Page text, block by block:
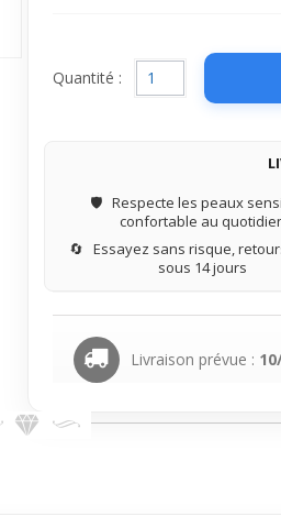
Quantité :
🛡️ Respecte les peaux
confortable au
🔄 Essayez sans risque,
sous 14 jours
Livraison prévue :